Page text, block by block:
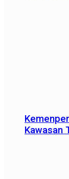
Kawasan